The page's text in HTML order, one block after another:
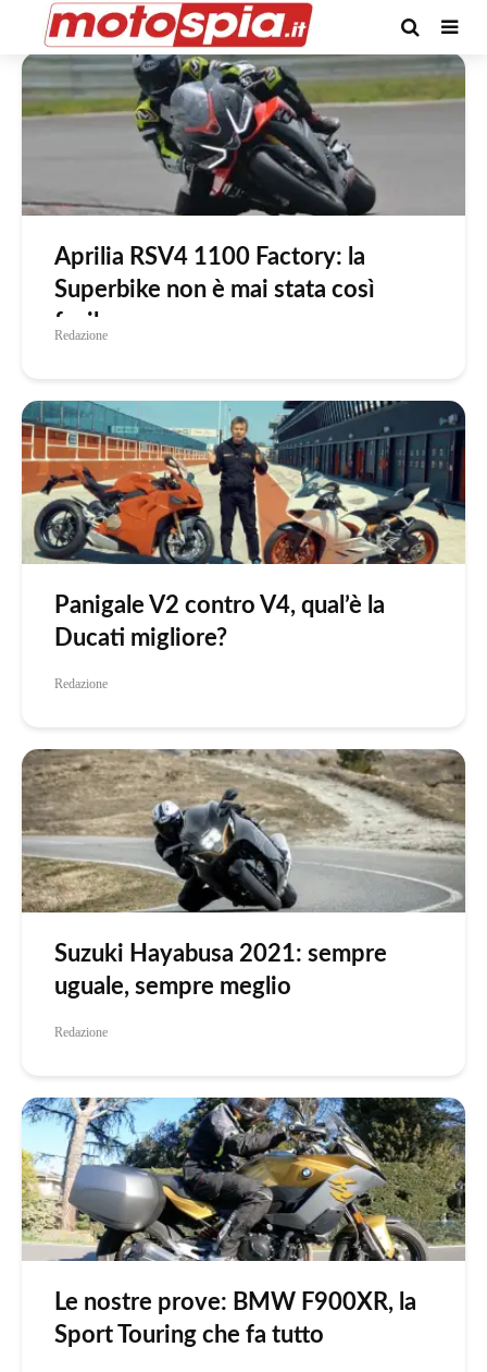
Tag -prove moto
Aprilia RSV4 1100 Factory: la
Superbike non è mai stata così
facile
Redazione
Panigale V2 contro V4, qual’è la
Ducati migliore?
Redazione
Suzuki Hayabusa 2021: sempre
uguale, sempre meglio
Redazione
Le nostre prove: BMW F900XR, la
Sport Touring che fa tutto